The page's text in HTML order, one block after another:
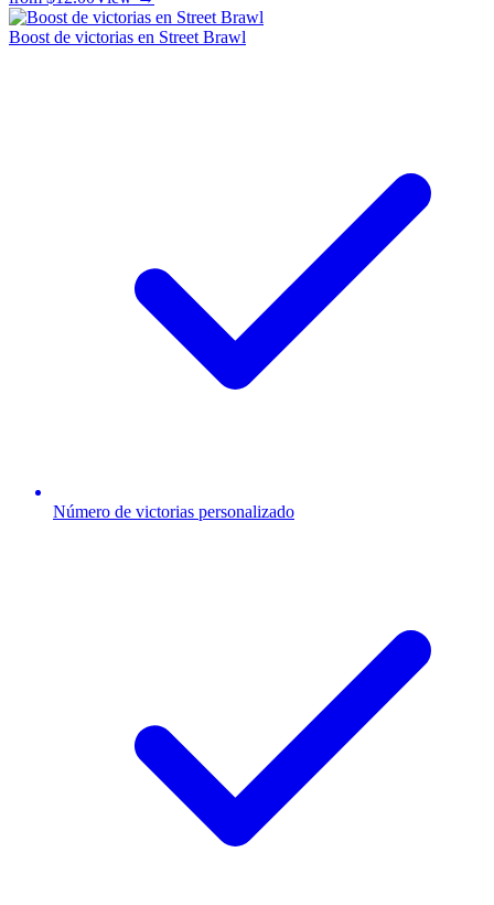
Boost de victorias en Street Brawl
Número de victorias personalizado